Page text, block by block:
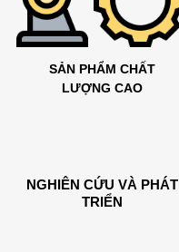
SẢN PHẨM CHẤT
LƯỢNG CAO
NGHIÊN CỨU VÀ PHÁT
TRIỂN